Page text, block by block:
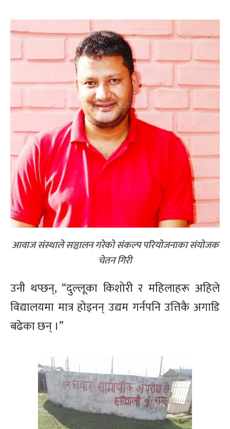
आवाज संस्थाले सञ्चालन गरेको संकल्प परियोजनाका संयोजक
चेतन गिरी
उनी थप्छन्, “दुल्लूका किशोरी र महिलाहरू अहिले
विद्यालयमा मात्र होइनन् उद्यम गर्नपनि उत्तिकै अगाडि
बढेका छन् ।”